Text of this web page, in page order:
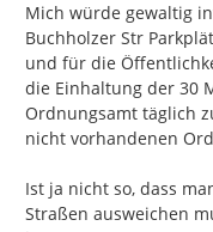
Mich würde gewaltig
Buchholzer Str
und für die
die Einhaltung der 30
Ordnungsamt täglich
nicht vorhandenen
Ist ja nicht so, dass
Straßen ausweichen